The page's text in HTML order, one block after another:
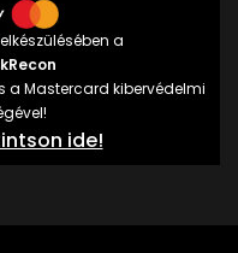
a
a Mastercard kibervédelmi
ide!